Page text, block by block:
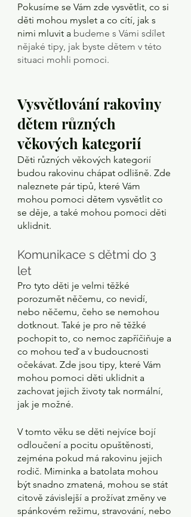
Pokusíme se Vám zde vysvětlit, co si
děti mohou myslet a co cítí, jak s
nimi mluvit a budeme s Vámi sdílet
nějaké tipy, jak byste dětem v této
situaci mohli pomoci.
Vysvětlování rakoviny
dětem různých
věkových kategorií
Děti různých věkových kategorií
budou rakovinu chápat odlišně. Zde
naleznete pár tipů, které Vám
mohou pomoci dětem vysvětlit co
se děje, a také mohou pomoci děti
uklidnit.
Komunikace s dětmi do 3
let
Pro tyto děti je velmi těžké
porozumět něčemu, co nevidí,
nebo něčemu, čeho se nemohou
dotknout. Také je pro ně těžké
pochopit to, co nemoc zapříčiňuje a
co mohou teď a v budoucnosti
očekávat. Zde jsou tipy, které Vám
mohou pomoci děti uklidnit a
zachovat jejich životy tak normální,
jak je možné.
V tomto věku se děti nejvíce bojí
odloučení a pocitu opuštěnosti,
zejména pokud má rakovinu jejich
rodič. Miminka a batolata mohou
být snadno zmatená, mohou se stát
citově závislejší a prožívat změny ve
spánkovém režimu, stravování, nebo